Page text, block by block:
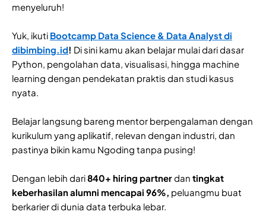
menyeluruh!
Yuk, ikuti Bootcamp Data Science & Data Analyst di
dibimbing.id! Di sini kamu akan belajar mulai dari dasar
Python, pengolahan data, visualisasi, hingga machine
learning dengan pendekatan praktis dan studi kasus
nyata.
Belajar langsung bareng mentor berpengalaman dengan
kurikulum yang aplikatif, relevan dengan industri, dan
pastinya bikin kamu Ngoding tanpa pusing!
Dengan lebih dari840+ hiring partnerdan tingkat
keberhasilan alumni mencapai 96%, peluangmu buat
berkarier di dunia data terbuka lebar.